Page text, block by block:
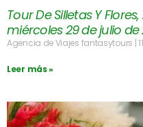
Tour De Silletas Y
miércoles 29 de julio de
Agencia de Viajes fantasytours
Leer más »